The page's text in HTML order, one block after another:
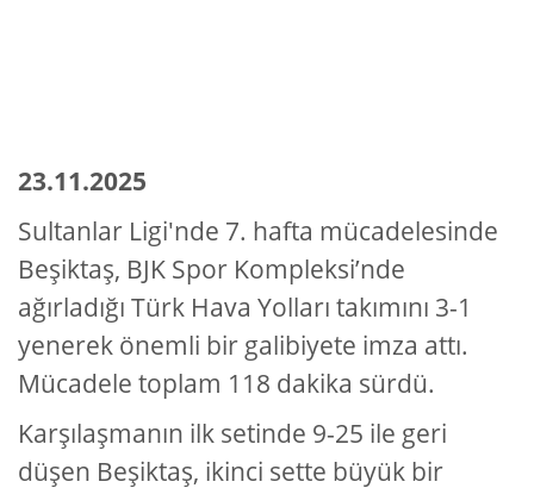
23.11.2025
Sultanlar Ligi'nde 7. hafta mücadelesinde
Beşiktaş, BJK Spor Kompleksi’nde
ağırladığı Türk Hava Yolları takımını 3-1
yenerek önemli bir galibiyete imza attı.
Mücadele toplam 118 dakika sürdü.
Karşılaşmanın ilk setinde 9-25 ile geri
düşen Beşiktaş, ikinci sette büyük bir